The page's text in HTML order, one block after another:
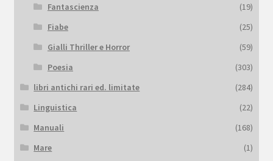
Fantascienza
(19)
Fiabe
(25)
Gialli Thriller e Horror
(59)
Poesia
(303)
libri antichi rari ed. limitate
(284)
Linguistica
(22)
Manuali
(168)
Mare
(1)